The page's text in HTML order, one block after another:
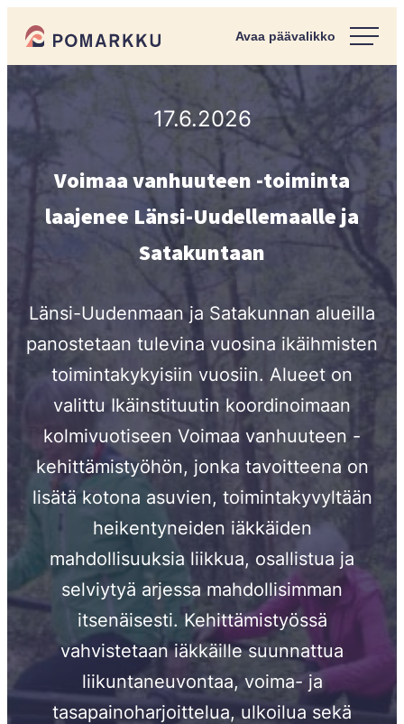
Siirry
suoraan
sisältöön
Pomarkun kunta
17.6.2026
Voimaa vanhuuteen -toiminta
laajenee Länsi-Uudellemaalle ja
Satakuntaan
Länsi-Uudenmaan ja Satakunnan alueilla
panostetaan tulevina vuosina ikäihmisten
toimintakykyisiin vuosiin. Alueet on
valittu Ikäinstituutin koordinoimaan
kolmivuotiseen Voimaa vanhuuteen -
kehittämistyöhön, jonka tavoitteena on
lisätä kotona asuvien, toimintakyvyltään
heikentyneiden iäkkäiden
mahdollisuuksia liikkua, osallistua ja
selviytyä arjessa mahdollisimman
itsenäisesti. Kehittämistyössä
vahvistetaan iäkkäille suunnattua
liikuntaneuvontaa, voima- ja
tasapainoharjoittelua, ulkoilua sekä